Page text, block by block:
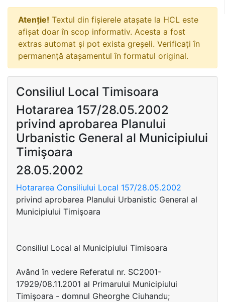
Atenție! Textul din fișierele atașate la HCL este
afișat doar în scop informativ. Acesta a fost
extras automat și pot exista greșeli. Verificați în
permanență atașamentul în formatul original.
Consiliul Local Timisoara
Hotararea 157/28.05.2002
privind aprobarea Planului
Urbanistic General al Municipiului
Timişoara
28.05.2002
Hotararea Consiliului Local 157/28.05.2002
privind aprobarea Planului Urbanistic General al
Municipiului Timişoara
Consiliul Local al Municipiului Timisoara
Având în vedere Referatul nr. SC2001-
17929/08.11.2001 al Primarului Municipiului
Timişoara - domnul Gheorghe Ciuhandu;